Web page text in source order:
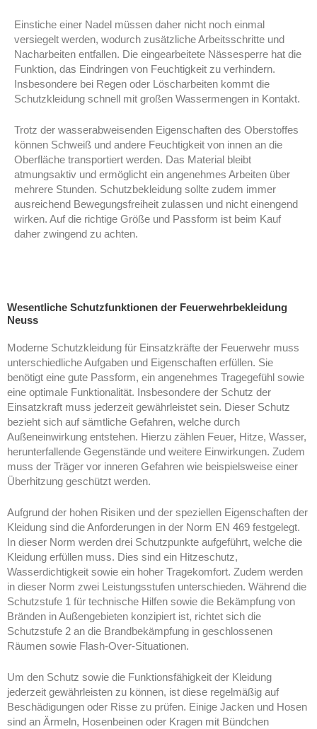
Einstiche einer Nadel müssen daher nicht noch einmal
versiegelt werden, wodurch zusätzliche Arbeitsschritte und
Nacharbeiten entfallen. Die eingearbeitete Nässesperre hat die
Funktion, das Eindringen von Feuchtigkeit zu verhindern.
Insbesondere bei Regen oder Löscharbeiten kommt die
Schutzkleidung schnell mit großen Wassermengen in Kontakt.
Trotz der wasserabweisenden Eigenschaften des Oberstoffes
können Schweiß und andere Feuchtigkeit von innen an die
Oberfläche transportiert werden. Das Material bleibt
atmungsaktiv und ermöglicht ein angenehmes Arbeiten über
mehrere Stunden. Schutzbekleidung sollte zudem immer
ausreichend Bewegungsfreiheit zulassen und nicht einengend
wirken. Auf die richtige Größe und Passform ist beim Kauf
daher zwingend zu achten.
Wesentliche Schutzfunktionen der Feuerwehrbekleidung
Neuss
Moderne Schutzkleidung für Einsatzkräfte der Feuerwehr muss
unterschiedliche Aufgaben und Eigenschaften erfüllen. Sie
benötigt eine gute Passform, ein angenehmes Tragegefühl sowie
eine optimale Funktionalität. Insbesondere der Schutz der
Einsatzkraft muss jederzeit gewährleistet sein. Dieser Schutz
bezieht sich auf sämtliche Gefahren, welche durch
Außeneinwirkung entstehen. Hierzu zählen Feuer, Hitze, Wasser,
herunterfallende Gegenstände und weitere Einwirkungen. Zudem
muss der Träger vor inneren Gefahren wie beispielsweise einer
Überhitzung geschützt werden.
Aufgrund der hohen Risiken und der speziellen Eigenschaften der
Kleidung sind die Anforderungen in der Norm EN 469 festgelegt.
In dieser Norm werden drei Schutzpunkte aufgeführt, welche die
Kleidung erfüllen muss. Dies sind ein Hitzeschutz,
Wasserdichtigkeit sowie ein hoher Tragekomfort. Zudem werden
in dieser Norm zwei Leistungsstufen unterschieden. Während die
Schutzstufe 1 für technische Hilfen sowie die Bekämpfung von
Bränden in Außengebieten konzipiert ist, richtet sich die
Schutzstufe 2 an die Brandbekämpfung in geschlossenen
Räumen sowie Flash-Over-Situationen.
Um den Schutz sowie die Funktionsfähigkeit der Kleidung
jederzeit gewährleisten zu können, ist diese regelmäßig auf
Beschädigungen oder Risse zu prüfen. Einige Jacken und Hosen
sind an Ärmeln, Hosenbeinen oder Kragen mit Bündchen